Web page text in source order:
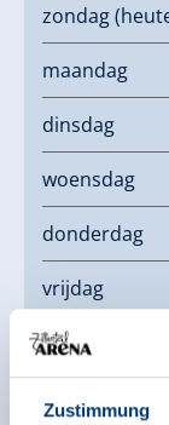
Zustimmung
zondag
maandag
dinsdag
woensdag
donderdag
vrijdag
zaterdag
Links